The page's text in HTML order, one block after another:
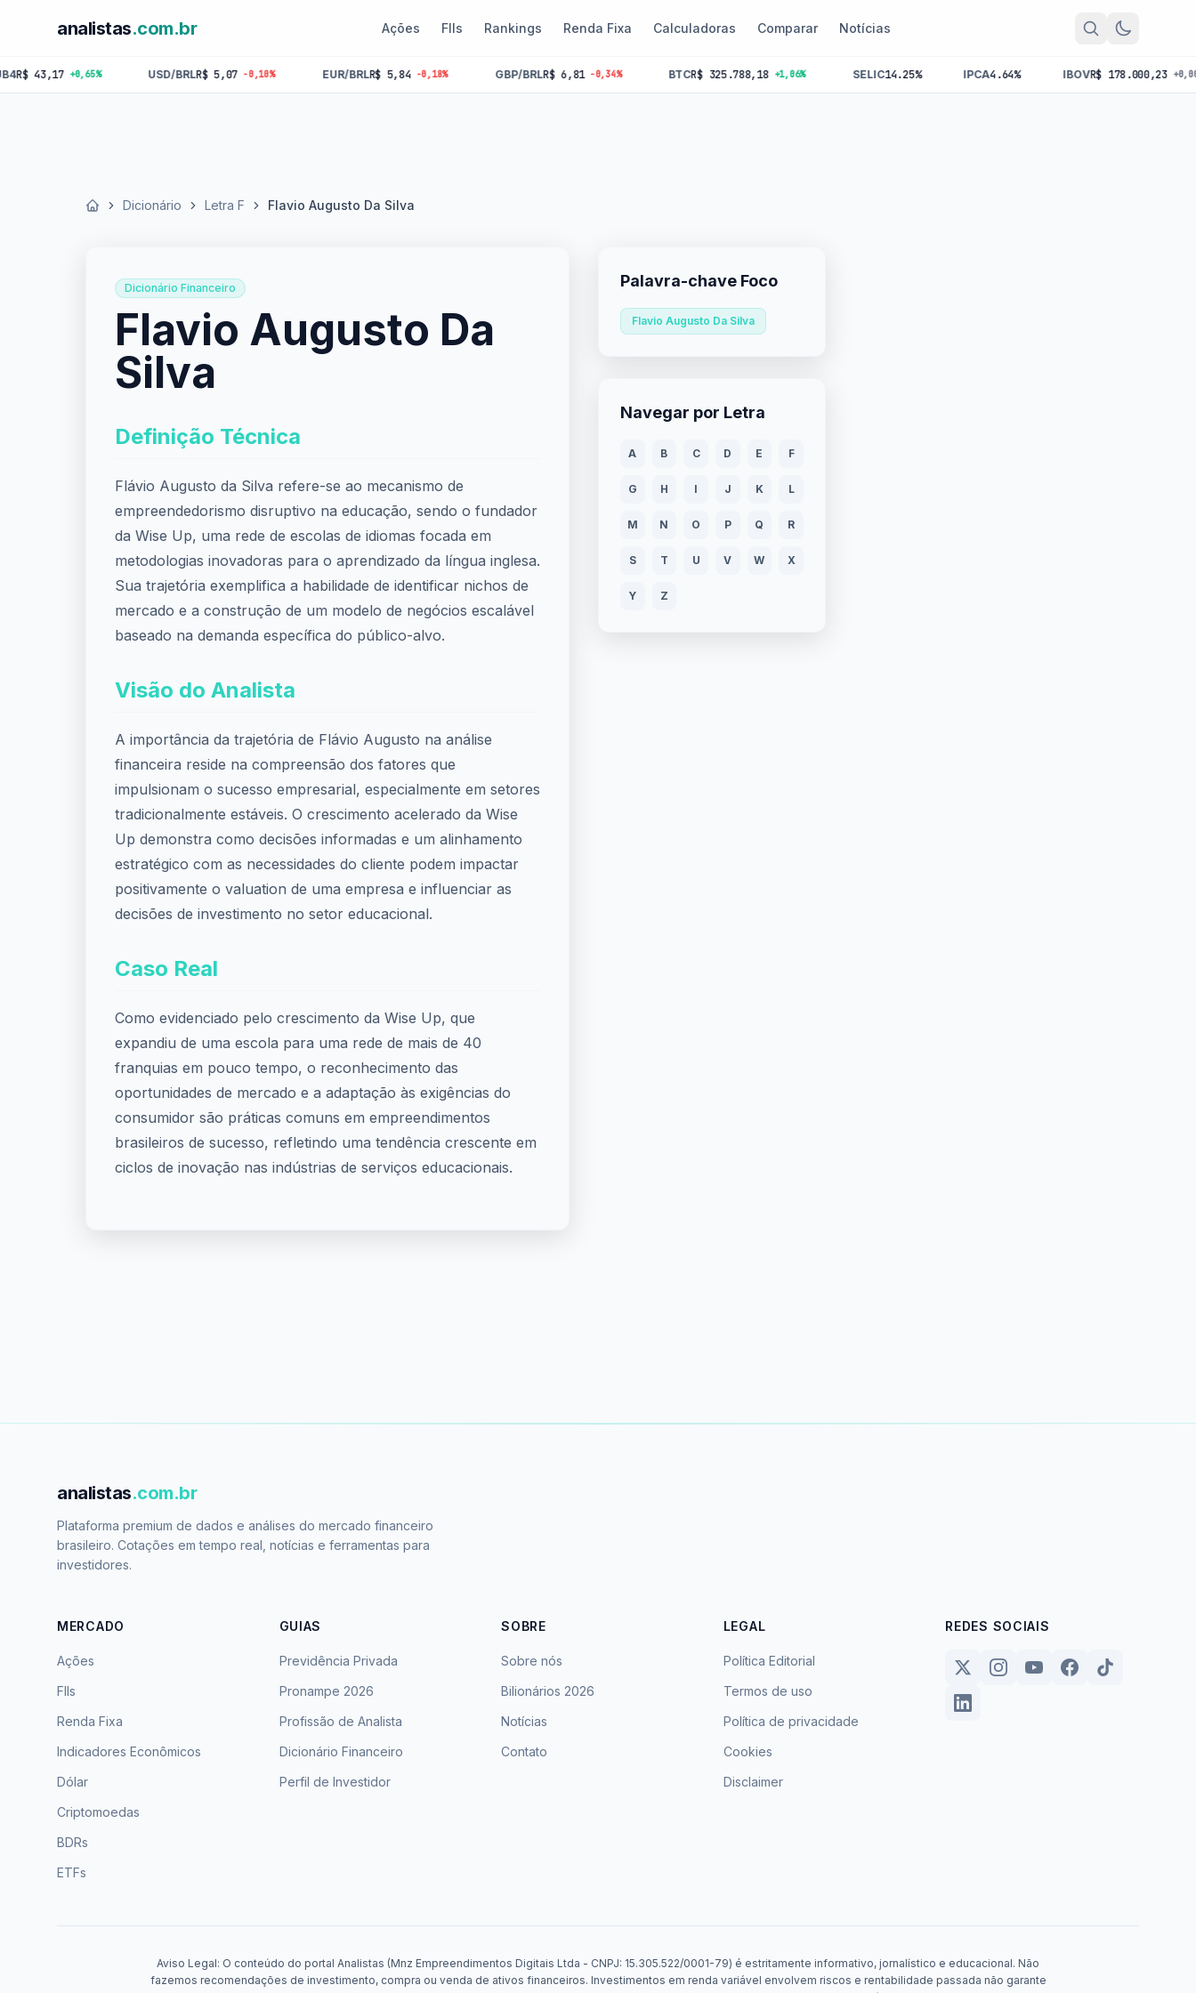
analistas.com.br Ações FIIs Rankings Renda Fixa Calculadoras Comparar Notícias
+0,65% USD/BRLR$ 5,07 -0,10% EUR/BRLR$ 5,84 -0,18% GBP/BRLR$ 6,81 -0,34% R$ 325.788,18 +1,06% 14.25% 4.64% R$ 178.000,23 +0,00%
Início Dicionário Letra F Flavio Augusto Da Silva
Dicionário Financeiro
Flavio Augusto Da
Silva
Definição Técnica
Flávio Augusto da Silva refere-se ao mecanismo de
empreendedorismo disruptivo na educação, sendo o fundador
da Wise Up, uma rede de escolas de idiomas focada em
metodologias inovadoras para o aprendizado da língua inglesa.
Sua trajetória exemplifica a habilidade de identificar nichos de
mercado e a construção de um modelo de negócios escalável
baseado na demanda específica do público-alvo.
Visão do Analista
A importância da trajetória de Flávio Augusto na análise
financeira reside na compreensão dos fatores que
impulsionam o sucesso empresarial, especialmente em setores
tradicionalmente estáveis. O crescimento acelerado da Wise
Up demonstra como decisões informadas e um alinhamento
estratégico com as necessidades do cliente podem impactar
positivamente o valuation de uma empresa e influenciar as
decisões de investimento no setor educacional.
Caso Real
Como evidenciado pelo crescimento da Wise Up, que
expandiu de uma escola para uma rede de mais de 40
franquias em pouco tempo, o reconhecimento das
oportunidades de mercado e a adaptação às exigências do
consumidor são práticas comuns em empreendimentos
brasileiros de sucesso, refletindo uma tendência crescente em
ciclos de inovação nas indústrias de serviços educacionais.
Palavra-chave Foco
Flavio Augusto Da Silva
Navegar por Letra
A B C D E F
G H I J K L
M N O P Q R
S T U V W X
Y Z
analistas.com.br
Plataforma premium de dados e análises do mercado financeiro
brasileiro. Cotações em tempo real, notícias e ferramentas para
investidores.
MERCADO
Ações
FIIs
Renda Fixa
Indicadores Econômicos
Dólar
Criptomoedas
BDRs
ETFs
GUIAS
Previdência Privada
Pronampe 2026
Profissão de Analista
Dicionário Financeiro
Perfil de Investidor
SOBRE
Sobre nós
Bilionários 2026
Notícias
Contato
LEGAL
Política Editorial
Termos de uso
Política de privacidade
Cookies
Disclaimer
REDES SOCIAIS
Aviso Legal: O conteúdo do portal Analistas (Mnz Empreendimentos Digitais Ltda - CNPJ: 15.305.522/0001-79) é estritamente informativo, jornalístico e educacional. Não
fazemos recomendações de investimento, compra ou venda de ativos financeiros. Investimentos em renda variável envolvem riscos e rentabilidade passada não garante